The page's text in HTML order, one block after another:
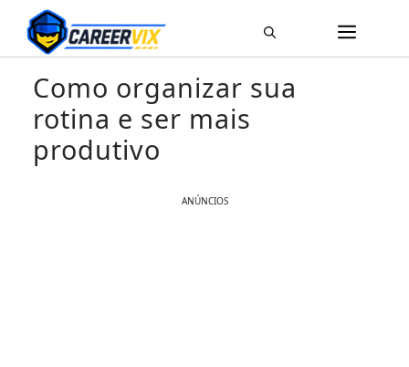
Pular
para
o
conteúdoComo organizar sua
rotina e ser mais
produtivo
ANÚNCIOS